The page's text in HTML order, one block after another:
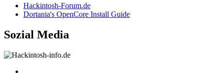
Hackintosh-Forum.de
Dortania's OpenCore Install Guide
Sozial Media